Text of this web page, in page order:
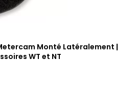
Monté Latéralement |
WT et NT